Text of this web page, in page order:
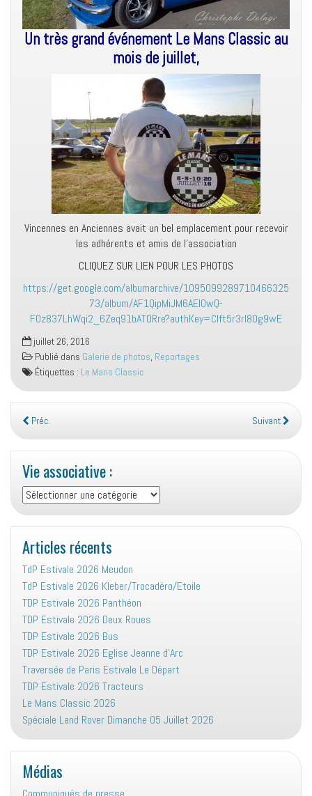
Un très grand événement Le Mans Classic au
mois de juillet,
Vincennes en Anciennes avait un bel emplacement pour recevoir
les adhérents et amis de l’association
CLIQUEZ SUR LIEN POUR LES PHOTOS
https://get.google.com/albumarchive/1095099289710466325
73/album/AF1QipMiJM6AElOwQ-
F0z837LhWqi2_6Zeq91bATORre?authKey=CIft5r3rl8Og9wE
juillet 26, 2016
Publié dans Galerie de photos, Reportages
Étiquettes : Le Mans Classic
Préc. Suivant
Vie associative :
Vie
associative
:
Articles récents
TdP Estivale 2026 Meudon
TdP Estivale 2026 Kleber/Trocadéro/Etoile
TDP Estivale 2026 Panthéon
TDP Estivale 2026 Deux Roues
TDP Estivale 2026 Bus
TDP Estivale 2026 Eglise Jeanne d’Arc
Traversée de Paris Estivale Le Départ
TDP Estivale 2026 Tracteurs
Le Mans Classic 2026
Spéciale Land Rover Dimanche 05 Juillet 2026
Médias